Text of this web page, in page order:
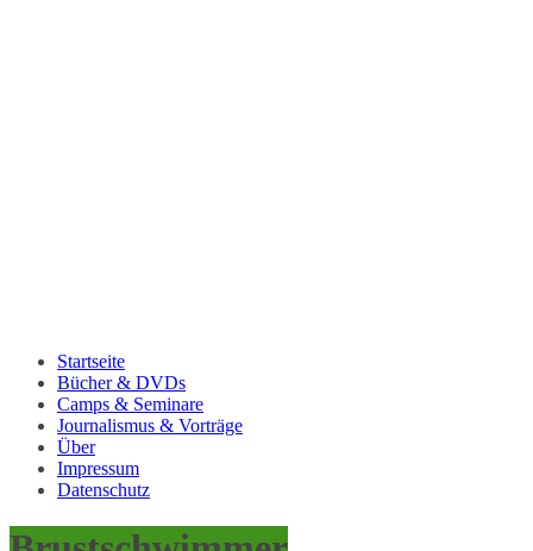
Startseite
Bücher & DVDs
Camps & Seminare
Journalismus & Vorträge
Über
Impressum
Datenschutz